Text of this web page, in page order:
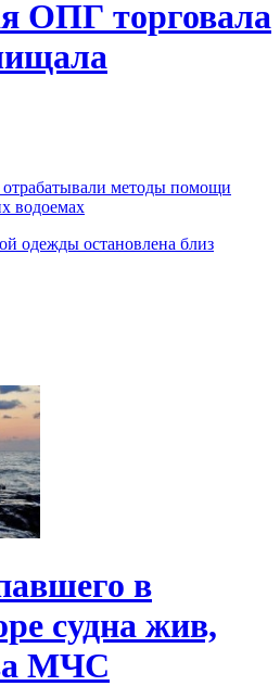
ОПГ торговала
методы помощи
водоемах
одежды остановлена близ
в
судна жив,
МЧС